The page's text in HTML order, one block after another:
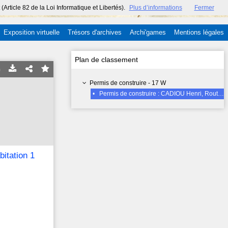
82 de la Loi Informatique et Libertés). Plus d’informations Fermer
Exposition virtuelle Trésors d'archives Archi'games Mentions légales
Plan de classement
Permis de construire - 17 W
•
Permis de construire : CADIOU Henri, Route de Locronan, Penhars (habitation 1 logement), N° de PC : 70085 CN accordé le 13-10-1966
1